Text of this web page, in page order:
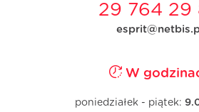
29 764 29
W
poniedziałek - piątek: